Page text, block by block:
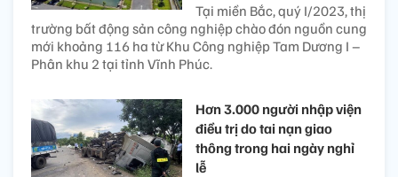
Tại miền Bắc, quý I/2023, thị
trường bất động sản công nghiệp chào đón nguồn cung
mới khoảng 116 ha từ Khu Công nghiệp Tam Dương I –
Phân khu 2 tại tỉnh Vĩnh Phúc.
Hơn 3.000 người nhập viện
điều trị do tai nạn giao
thông trong hai ngày nghỉ
lễ